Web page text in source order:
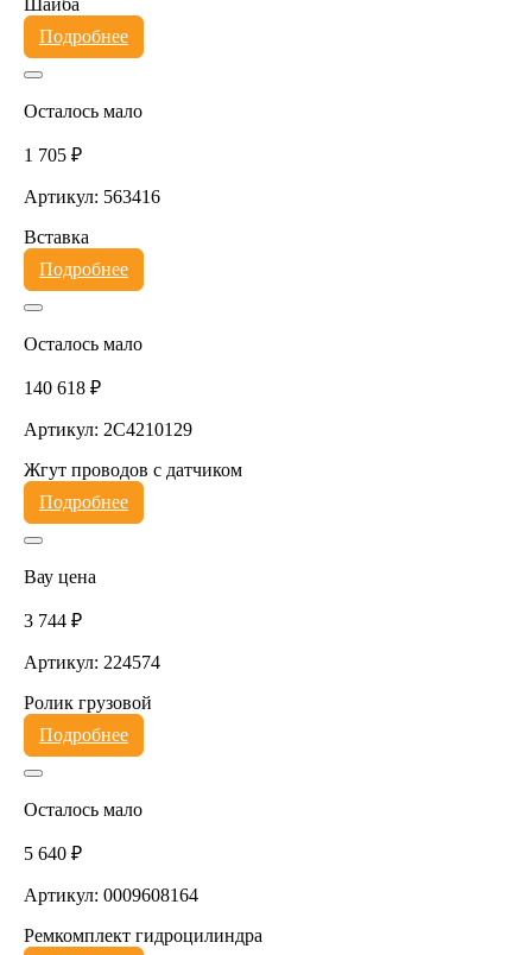
Подробнее
Осталось мало
1 705 ₽
Артикул: 563416
Вставка
Подробнее
Осталось мало
140 618 ₽
Артикул: 2C4210129
Жгут проводов с датчиком
Подробнее
Вау цена
3 744 ₽
Артикул: 224574
Ролик грузовой
Подробнее
Осталось мало
5 640 ₽
Артикул: 0009608164
Ремкомплект гидроцилиндра